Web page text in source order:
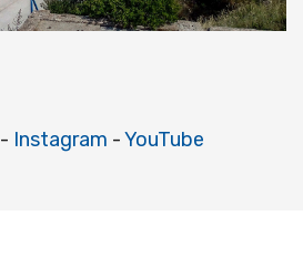
- Instagram -YouTube